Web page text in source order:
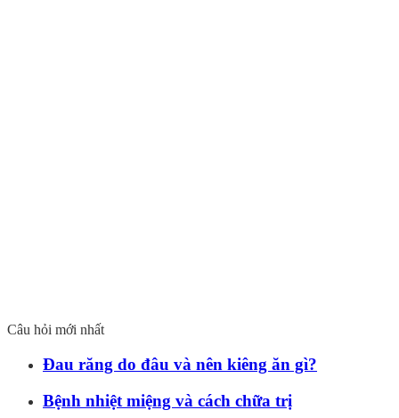
Câu hỏi mới nhất
Đau răng do đâu và nên kiêng ăn gì?
Bệnh nhiệt miệng và cách chữa trị